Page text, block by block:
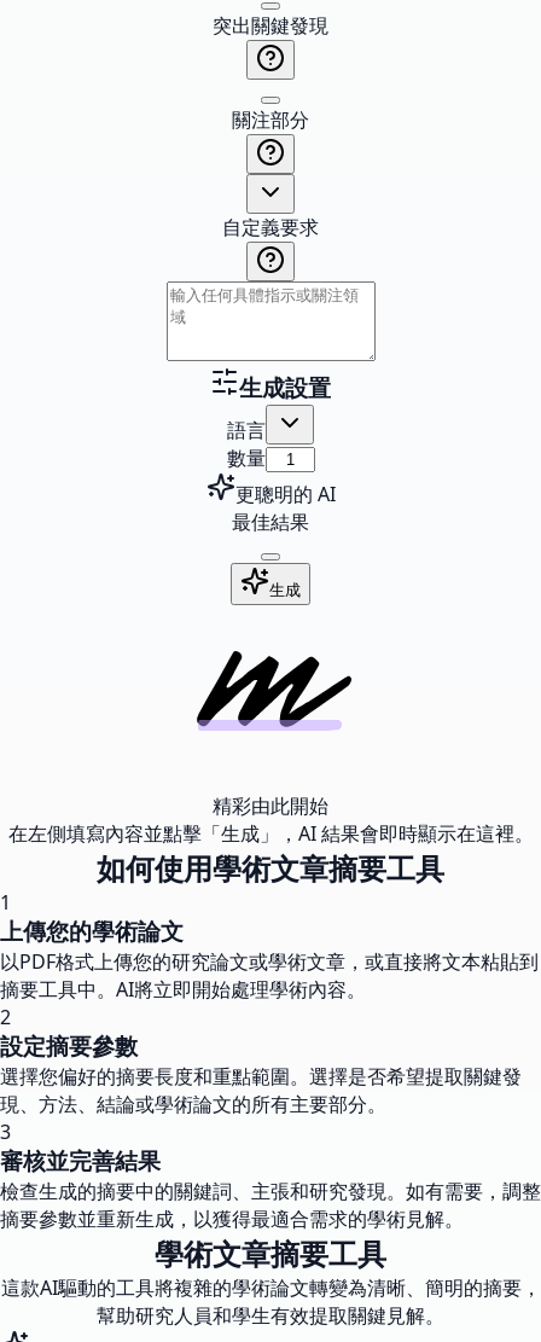
突出關鍵發現
關注部分
自定義要求
生成設置
語言
數量
更聰明的 AI
最佳結果
生成
精彩由此開始
在左側填寫內容並點擊「生成」，AI 結果會即時顯示在這裡。
如何使用學術文章摘要工具
1
上傳您的學術論文
以PDF格式上傳您的研究論文或學術文章，或直接將文本粘貼到
摘要工具中。AI將立即開始處理學術內容。
2
設定摘要參數
選擇您偏好的摘要長度和重點範圍。選擇是否希望提取關鍵發
現、方法、結論或學術論文的所有主要部分。
3
審核並完善結果
檢查生成的摘要中的關鍵詞、主張和研究發現。如有需要，調整
摘要參數並重新生成，以獲得最適合需求的學術見解。
學術文章摘要工具
這款AI驅動的工具將複雜的學術論文轉變為清晰、簡明的摘要，
幫助研究人員和學生有效提取關鍵見解。